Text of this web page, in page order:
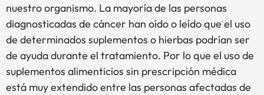
nuestro organismo. La mayoría de las personas
diagnosticadas de cáncer han oído o leído que el uso
de determinados suplementos o hierbas podrían ser
de ayuda durante el tratamiento. Por lo que el uso de
suplementos alimenticios sin prescripción médica
está muy extendido entre las personas afectadas de